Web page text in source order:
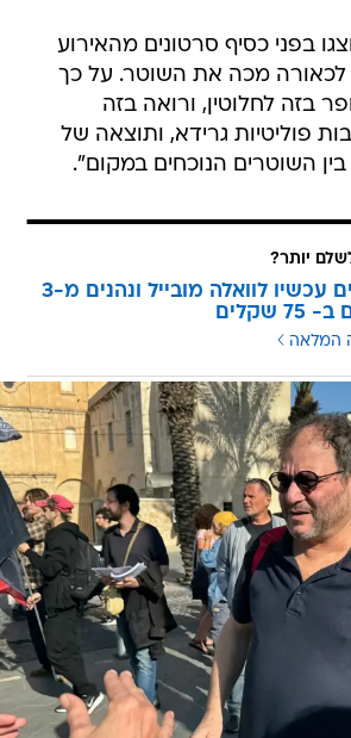
בפני כסיף סרטונים מהאירוע
מכה את השוטר. על כך
בזה לחלוטין, ורואה בזה
פוליטיות גרידא, ותוצאה של
השוטרים הנוכחים במקום".
יותר?
עוברים עכשיו לוואלה מובייל ונהנים מ-3
שקלים
המלאה